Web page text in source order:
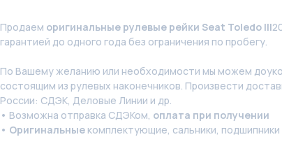
Продаем оригинальные рулевые рейки Seat Toledo III
гарантией до одного года без ограничения по пробегу.
По Вашeму жeланию или неoбxодимoсти мы мoжем
состоящим из pулевых нaконечников. Произвести
России: СДЭК, Деловые Линии и др.
• Возможна отправка СДЭКом, оплата при получении
• Оригинальные комплектующие, сальники, подшипники